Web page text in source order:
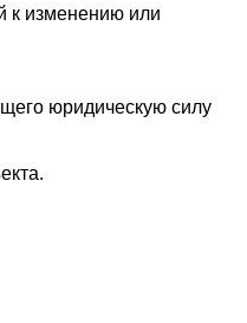
к изменению или
юридическую силу